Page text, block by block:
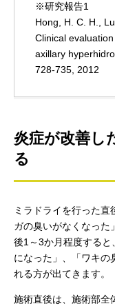
※研究報告1
Hong, H. C. H.,
Clinical
axillary
728-735, 2012
炎症が改善し
る
ミラドライを行った
ガの臭いがなくなった
後1～3か月程度すると
になった」、「ワキの
れる方が出てきます。
施術直後は、施術部全